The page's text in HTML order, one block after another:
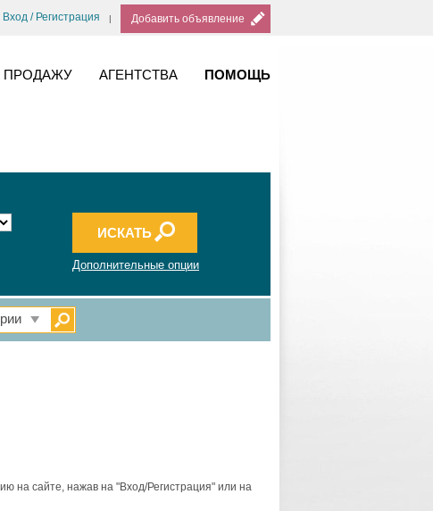
Вход / Регистрация Добавить объявление
ПРОДАЖУ АГЕНТСТВА ПОМОЩЬ
Дополнительные опции
на сайте, нажав на "Вход/Регистрация" или на